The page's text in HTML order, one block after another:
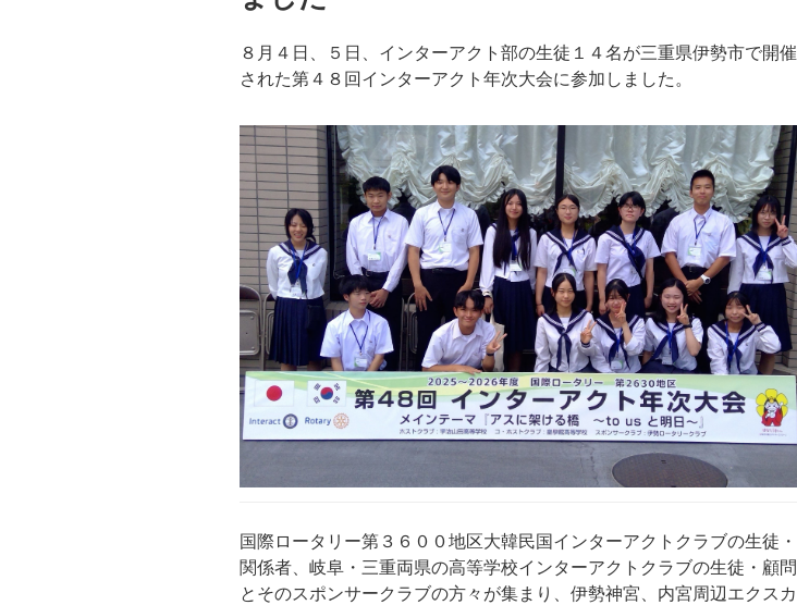
８月４日、５日、インターアクト部の生徒１４名が三重県伊勢市で開催
された第４８回インターアクト年次大会に参加しました。
国際ロータリー第３６００地区大韓民国インターアクトクラブの生徒・
関係者、岐阜・三重両県の高等学校インターアクトクラブの生徒・顧問
とそのスポンサークラブの方々が集まり、伊勢神宮、内宮周辺エクスカ